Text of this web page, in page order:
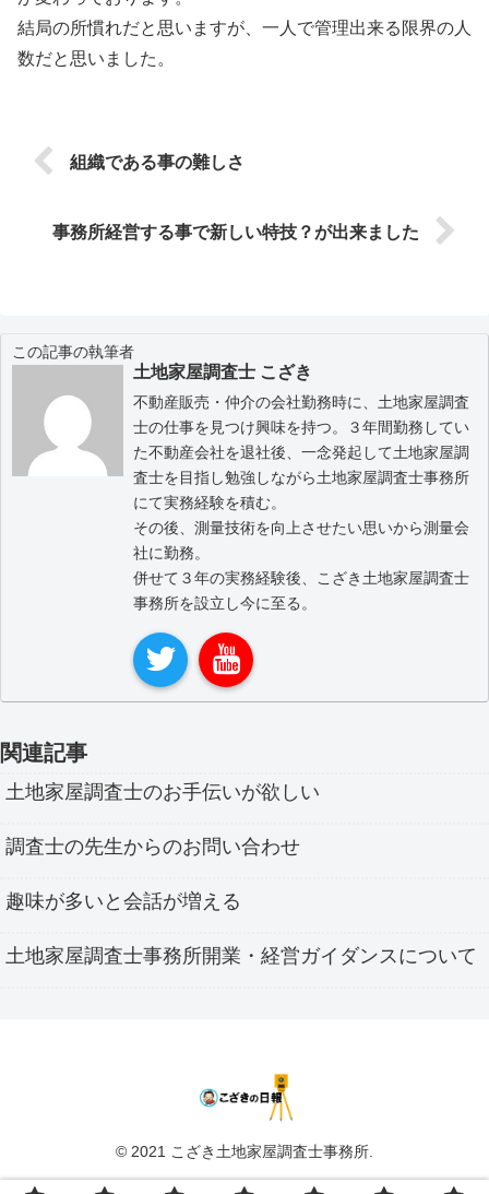
結局の所慣れだと思いますが、一人で管理出来る限界の人
数だと思いました。
組織である事の難しさ
事務所経営する事で新しい特技？が出来ました
この記事の執筆者
土地家屋調査士 こざき
不動産販売・仲介の会社勤務時に、土地家屋調査
士の仕事を見つけ興味を持つ。３年間勤務してい
た不動産会社を退社後、一念発起して土地家屋調
査士を目指し勉強しながら土地家屋調査士事務所
にて実務経験を積む。
その後、測量技術を向上させたい思いから測量会
社に勤務。
併せて３年の実務経験後、こざき土地家屋調査士
事務所を設立し今に至る。
関連記事
土地家屋調査士のお手伝いが欲しい
調査士の先生からのお問い合わせ
趣味が多いと会話が増える
土地家屋調査士事務所開業・経営ガイダンスについて
© 2021 こざき土地家屋調査士事務所.